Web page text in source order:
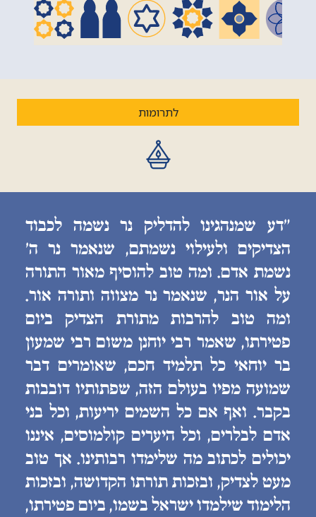
לתרומות
״דע שמנהגינו להדליק נר נשמה לכבוד
הצדיקים ולעילוי נשמתם, שנאמר נר ה׳
נשמת אדם. ומה טוב להוסיף מאור התורה
על אור הנר, שנאמר נר מצווה ותורה אור.
ומה טוב להרבות מתורת הצדיק ביום
פטירתו, שאמר רבי יוחנן משום רבי שמעון
בר יוחאי כל תלמיד חכם, שאומרים דבר
שמועה מפיו בעולם הזה, שפתותיו דובבות
בקבר. ואף אם כל השמים יריעות, וכל בני
אדם לבלרים, וכל היערים קולמוסים, איננו
יכולים לכתוב מה שלימדו רבותינו. אך טוב
מעט לצדיק, ובזכות תורתו הקדושה, ובזכות
הלימוד שילמדו ישראל בשמו, ביום פטירתו,